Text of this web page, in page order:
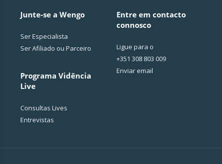
Junte-se a Wengo
Ser Especialista
Ser Afiliado ou Parceiro
Programa Vidência
Live
Consultas Lives
Entrevistas
Entre em contacto
connosco
Ligue para o
+351 308 803 009
Enviar email